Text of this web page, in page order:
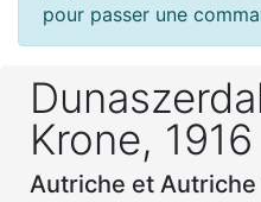
pour passer une
Krone, 1916
Autriche et